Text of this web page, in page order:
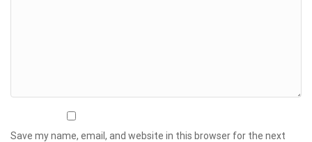
Save my name, email, and website in this browser for the next